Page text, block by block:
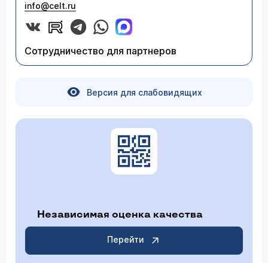
info@celt.ru
Сотрудничество для партнеров
Версия для слабовидящих
Независимая оценка качества
Перейти